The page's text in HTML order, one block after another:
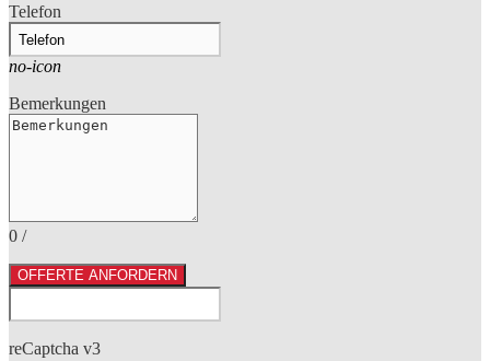
Telefon
no-icon
Bemerkungen
0 /
OFFERTE ANFORDERN
reCaptcha v3